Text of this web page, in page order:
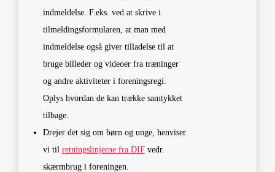
indmeldelse. F.eks. ved at skrive i
tilmeldingsformularen, at man med
indmeldelse også giver tilladelse til at
bruge billeder og videoer fra træninger
og andre aktiviteter i foreningsregi.
Oplys hvordan de kan trække samtykket
tilbage.
Drejer det sig om børn og unge, henviser
vi til retningslinjerne fra DIFvedr.
skærmbrug i foreningen.